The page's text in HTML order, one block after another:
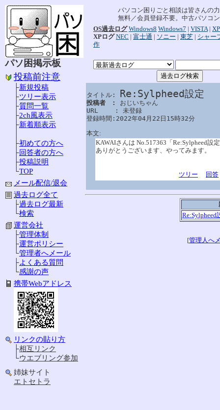
パソ困掲示板
投稿前注意
├新規投稿
├ツリー表示
├質問一覧
├2ch風表示
├新着順表示
├初めての方へ
├回答者の方へ
├投稿説明
└TOP
メール配信/退会
過去ログ全て
├過去ログ最新
└検索
運営会社
├管理体制
├運営ポリシー
└管理者へメール
├よくある質問
└感謝の声
携帯Webアドレス
リンクの貼り方
├相互リンク
└ウエブリング参加
姉妹サイト
エトセトラ
パソコン困りごと相談は皆さんの
無料／会員登録不要。中古パソコ
OS過去ログ Windows8 Windows7 | VISTA| XP
XPログ NEC | 富士通 | ソニー | 東芝 | シャー
作
タイトル: Re:Sylpheed設定
投稿者　: おじいちゃん
URL　　 : 未登録
登録時間:2022年04月22日15時32分
本文:
KAWAIさんは No.517363「Re:Sylpheed設
ありがとうございます、やってみます。
ツリー 回答
Re:Sylpheed
[管理人へ